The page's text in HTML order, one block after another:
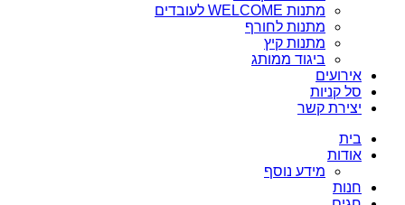
מתנות WELCOME לעובדים
מתנות לחורף
מתנות קיץ
ביגוד ממותג
אירועים
סל קניות
יצירת קשר
בית
אודות
מידע נוסף
חנות